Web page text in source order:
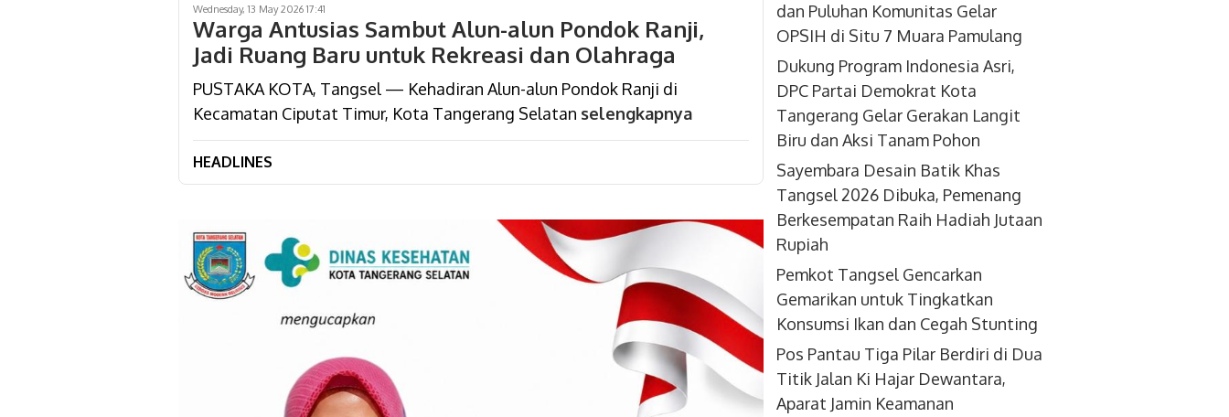
Wednesday, 13 May 2026 17:41
Warga Antusias Sambut Alun-alun Pondok Ranji,
Jadi Ruang Baru untuk Rekreasi dan Olahraga
PUSTAKA KOTA, Tangsel — Kehadiran Alun-alun Pondok Ranji di
Kecamatan Ciputat Timur, Kota Tangerang Selatan selengkapnya
HEADLINES
dan Puluhan Komunitas Gelar
OPSIH di Situ 7 Muara Pamulang
Dukung Program Indonesia Asri,
DPC Partai Demokrat Kota
Tangerang Gelar Gerakan Langit
Biru dan Aksi Tanam Pohon
Sayembara Desain Batik Khas
Tangsel 2026 Dibuka, Pemenang
Berkesempatan Raih Hadiah Jutaan
Rupiah
Pemkot Tangsel Gencarkan
Gemarikan untuk Tingkatkan
Konsumsi Ikan dan Cegah Stunting
Pos Pantau Tiga Pilar Berdiri di Dua
Titik Jalan Ki Hajar Dewantara,
Aparat Jamin Keamanan